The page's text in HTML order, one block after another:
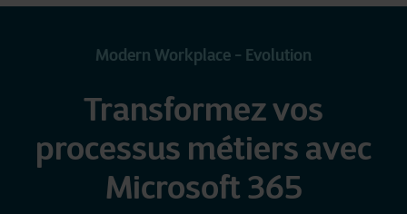
Modern Workplace - Evolution
Transformez vos
processus métiers avec
Microsoft 365